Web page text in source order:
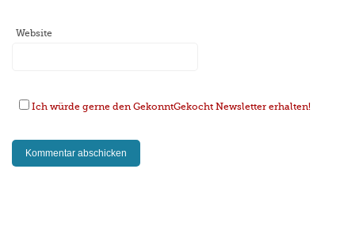
Website
Ich würde gerne den GekonntGekocht Newsletter erhalten!